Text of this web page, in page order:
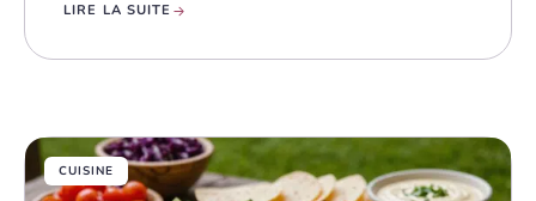
LIRE LA SUITE
CUISINE